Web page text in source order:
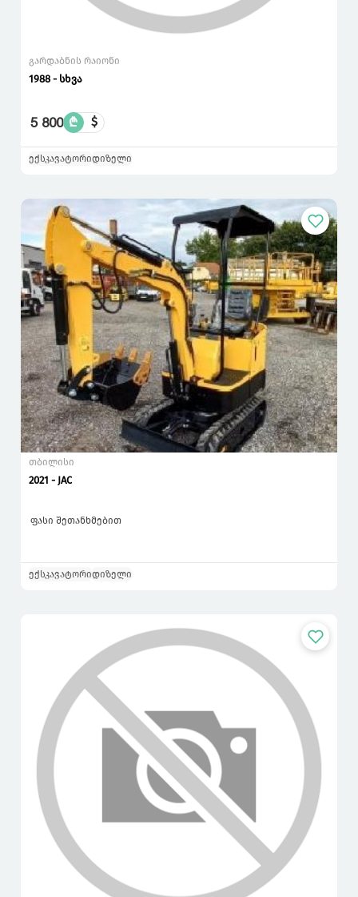
გარდაბნის რაიონი
1988 - სხვა
5 800 ₾ $
ექსკავატორიდიზელი
თბილისი
2021 - JAC
ფასი შეთანხმებით
ექსკავატორიდიზელი